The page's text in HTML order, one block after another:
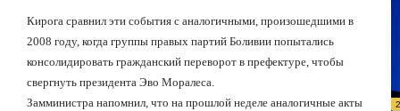
Кирога сравнил эти события с аналогичными, произошедшими в
2008 году, когда группы правых партий Боливии попытались
консолидировать гражданский переворот в префектуре, чтобы
свергнуть президента Эво Моралеса.
Замминистра напомнил, что на прошлой неделе аналогичные акты